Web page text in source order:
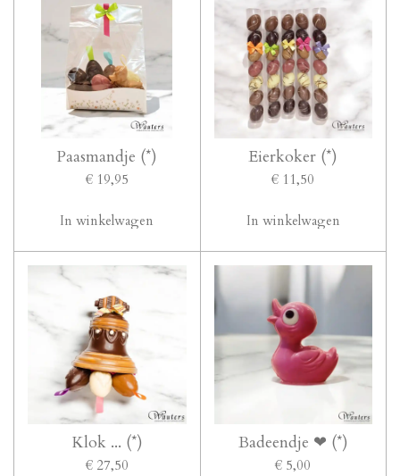
Paasmandje (*)
€ 19,95
In winkelwagen
Eierkoker (*)
€ 11,50
In winkelwagen
Klok ... (*)
€ 27,50
Badeendje ❤ (*)
€ 5,00